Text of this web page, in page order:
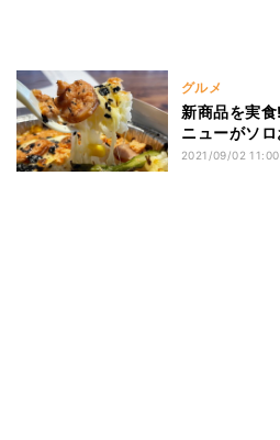
グルメ
新商品を実
ニューがソ
2021/09/02 11:00